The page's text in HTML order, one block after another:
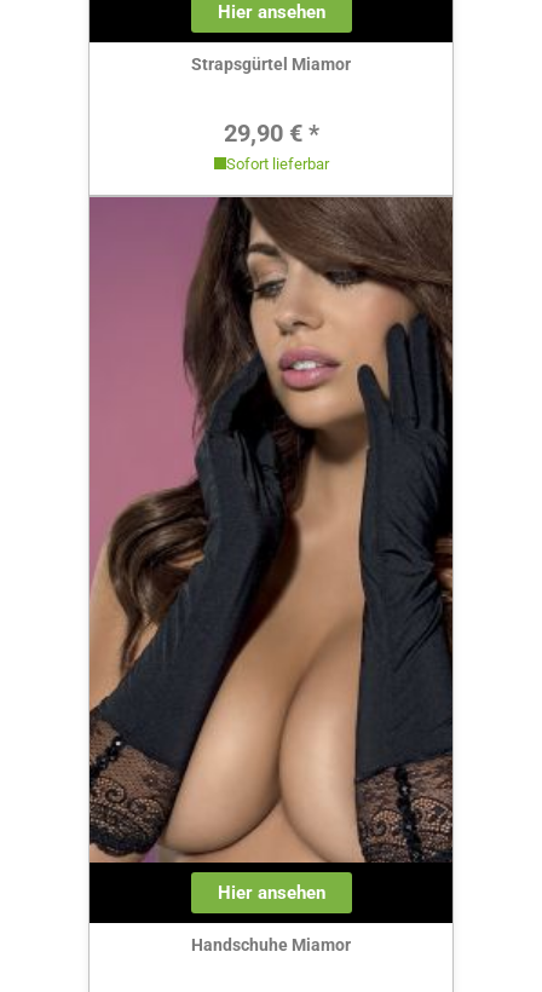
Hier ansehen
Strapsgürtel Miamor
Regulärer Preis:
29,90 € *
Sofort lieferbar
Hier ansehen
Handschuhe Miamor